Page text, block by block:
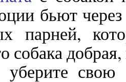
бьют через
парней,
собака
свою